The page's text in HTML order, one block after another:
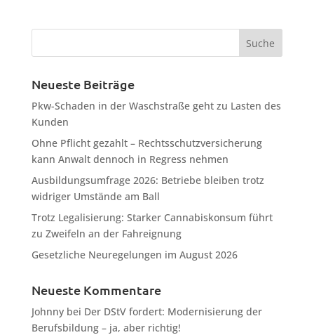
Neueste Beiträge
Pkw-Schaden in der Waschstraße geht zu Lasten des
Kunden
Ohne Pflicht gezahlt – Rechtsschutzversicherung
kann Anwalt dennoch in Regress nehmen
Ausbildungsumfrage 2026: Betriebe bleiben trotz
widriger Umstände am Ball
Trotz Legalisierung: Starker Cannabiskonsum führt
zu Zweifeln an der Fahreignung
Gesetzliche Neuregelungen im August 2026
Neueste Kommentare
Johnnybei Der DStV fordert: Modernisierung der
Berufsbildung – ja, aber richtig!